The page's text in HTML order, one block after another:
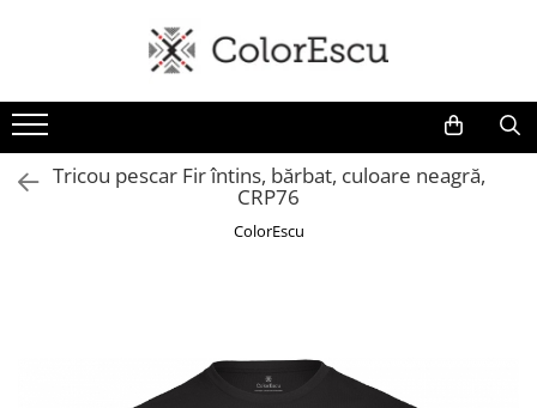
Toate produsele
Tricouri
Tricouri bărbați
Tricouri damă
Bluze si hanorace bărbați
Bluze si hanorace damă
Tricou pescar Fir întins, bărbat, culoare neagră,
CRP76
ColorEscu